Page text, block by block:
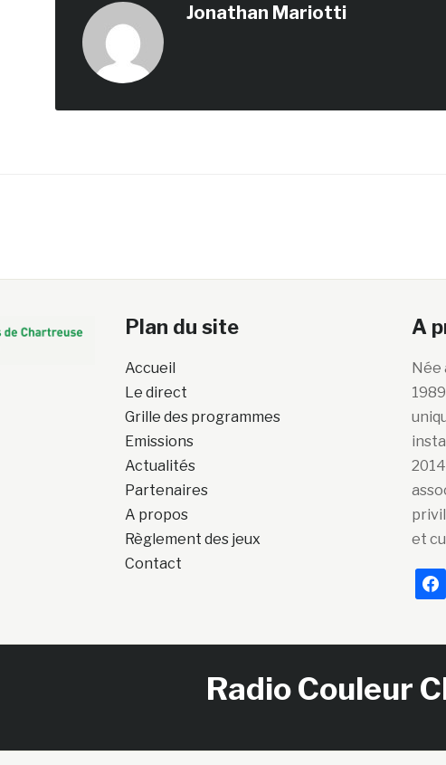
Jonathan Mariotti
Plan du site
Accueil
Le direct
Grille des programmes
Emissions
Actualités
Partenaires
A propos
Règlement des jeux
Contact
A
Née
et
Radio Couleur